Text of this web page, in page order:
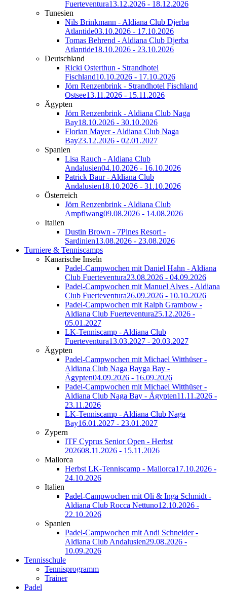
Fuerteventura13.12.2026 - 18.12.2026
Tunesien
Nils Brinkmann - Aldiana Club Djerba
Atlantide03.10.2026 - 17.10.2026
Tomas Behrend - Aldiana Club Djerba
Atlantide18.10.2026 - 23.10.2026
Deutschland
Ricki Osterthun - Strandhotel
Fischland10.10.2026 - 17.10.2026
Jörn Renzenbrink - Strandhotel Fischland
Ostsee13.11.2026 - 15.11.2026
Ägypten
Jörn Renzenbrink - Aldiana Club Naga
Bay18.10.2026 - 30.10.2026
Florian Mayer - Aldiana Club Naga
Bay23.12.2026 - 02.01.2027
Spanien
Lisa Rauch - Aldiana Club
Andalusien04.10.2026 - 16.10.2026
Patrick Baur - Aldiana Club
Andalusien18.10.2026 - 31.10.2026
Österreich
Jörn Renzenbrink - Aldiana Club
Ampflwang09.08.2026 - 14.08.2026
Italien
Dustin Brown - 7Pines Resort -
Sardinien13.08.2026 - 23.08.2026
Turniere & Tenniscamps
Kanarische Inseln
Padel-Campwochen mit Daniel Hahn - Aldiana
Club Fuerteventura23.08.2026 - 04.09.2026
Padel-Campwochen mit Manuel Alves - Aldiana
Club Fuerteventura26.09.2026 - 10.10.2026
Padel-Campwochen mit Ralph Grambow -
Aldiana Club Fuerteventura25.12.2026 -
05.01.2027
LK-Tenniscamp - Aldiana Club
Fuerteventura13.03.2027 - 20.03.2027
Ägypten
Padel-Campwochen mit Michael Witthüser -
Aldiana Club Naga Bayga Bay -
Ägypten04.09.2026 - 16.09.2026
Padel-Campwochen mit Michael Witthüser -
Aldiana Club Naga Bay - Ägypten11.11.2026 -
23.11.2026
LK-Tenniscamp - Aldiana Club Naga
Bay16.01.2027 - 23.01.2027
Zypern
ITF Cyprus Senior Open - Herbst
202608.11.2026 - 15.11.2026
Mallorca
Herbst LK-Tenniscamp - Mallorca17.10.2026 -
24.10.2026
Italien
Padel-Campwochen mit Oli & Inga Schmidt -
Aldiana Club Rocca Nettuno12.10.2026 -
22.10.2026
Spanien
Padel-Campwochen mit Andi Schneider -
Aldiana Club Andalusien29.08.2026 -
10.09.2026
Tennisschule
Tennisprogramm
Trainer
Padel